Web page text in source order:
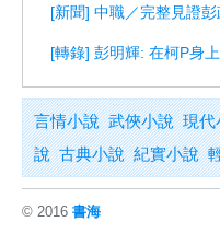
[新聞] 中職／完整見證
[轉錄] 彭明輝: 在柯P身
言情小說 武俠小說 現代
說 古典小說 紀實小說
© 2016 書海